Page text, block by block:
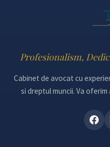
Profesionalism,
Cabinet de avocat cu
si dreptul muncii. Va